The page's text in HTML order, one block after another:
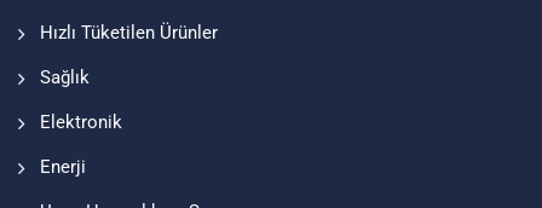
Hızlı Tüketilen Ürünler
Sağlık
Elektronik
Enerji